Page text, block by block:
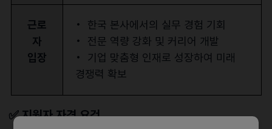
근로
자
입장
• 한국 본사에서의 실무 경험 기회
• 전문 역량 강화 및 커리어 개발
• 기업 맞춤형 인재로 성장하여 미래
경쟁력 확보
✅지원자 자격 요건